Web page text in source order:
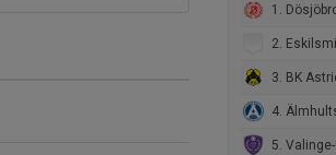
1.
2.
3. BK
4.
5. Valinge-